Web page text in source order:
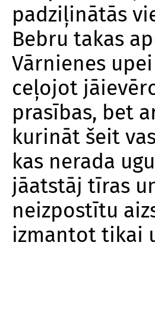
padziļinātās
Bebru takas
Vārnienes
ceļojot
prasības, bet
kurināt šeit
kas nerada
jāatstāj tīras
neizpostītu
izmantot tikai